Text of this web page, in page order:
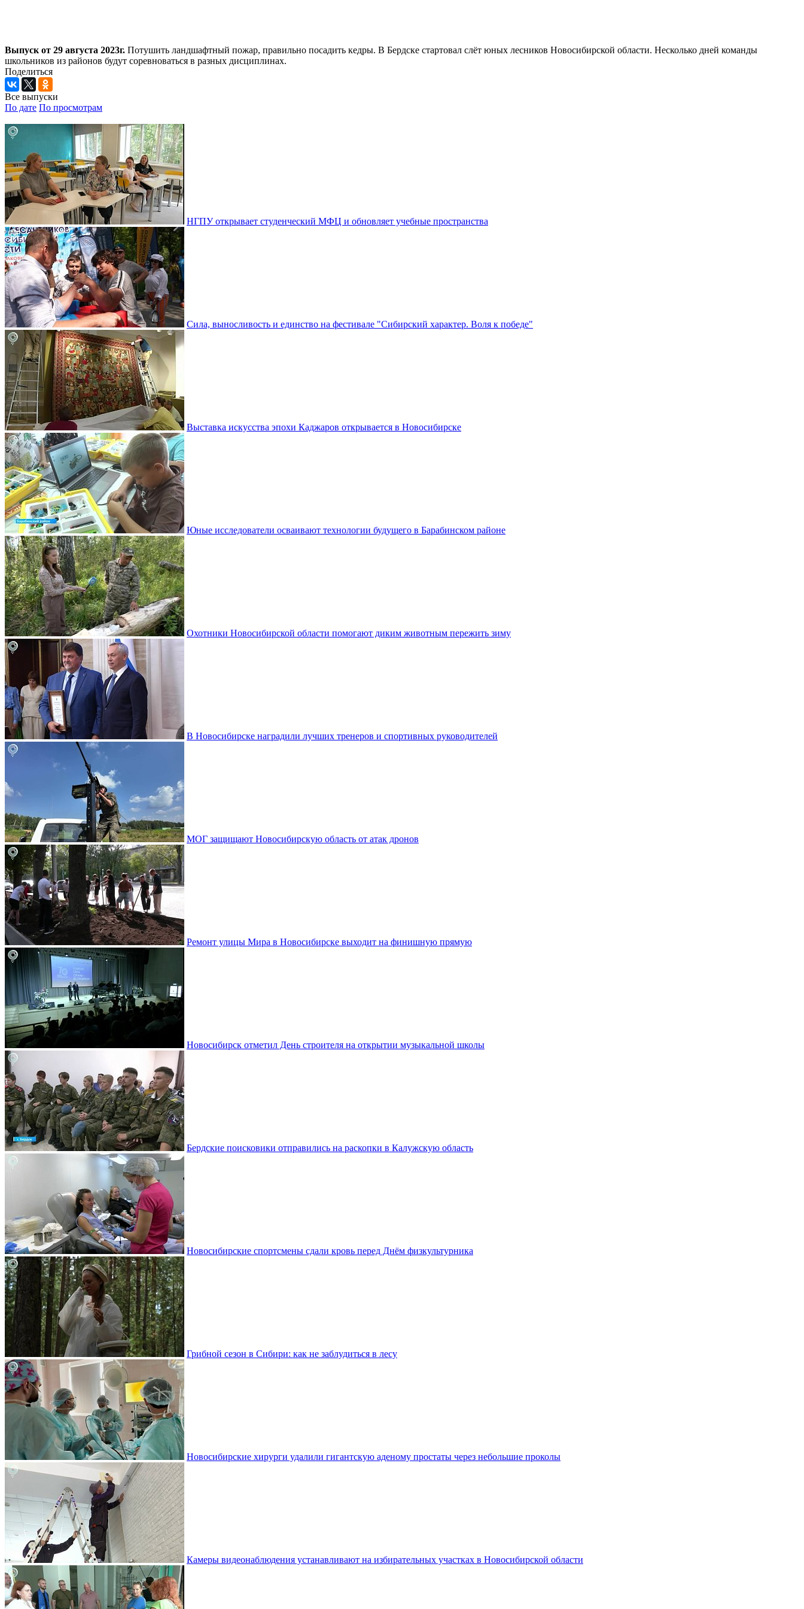
Выпуск от 29 августа 2023г. Потушить ландшафтный пожар, правильно посадить кедры. В Бердске стартовал слёт юных лесников Новосибирской области. Несколько дней команды
школьников из районов будут соревноваться в разных дисциплинах.
Поделиться
Все выпуски
По дате По просмотрам
НГПУ открывает студенческий МФЦ и обновляет учебные пространства
Сила, выносливость и единство на фестивале "Сибирский характер. Воля к победе"
Выставка искусства эпохи Каджаров открывается в Новосибирске
Юные исследователи осваивают технологии будущего в Барабинском районе
Охотники Новосибирской области помогают диким животным пережить зиму
В Новосибирске наградили лучших тренеров и спортивных руководителей
МОГ защищают Новосибирскую область от атак дронов
Ремонт улицы Мира в Новосибирске выходит на финишную прямую
Новосибирск отметил День строителя на открытии музыкальной школы
Бердские поисковики отправились на раскопки в Калужскую область
Новосибирские спортсмены сдали кровь перед Днём физкультурника
Грибной сезон в Сибири: как не заблудиться в лесу
Новосибирские хирурги удалили гигантскую аденому простаты через небольшие проколы
Камеры видеонаблюдения устанавливают на избирательных участках в Новосибирской области